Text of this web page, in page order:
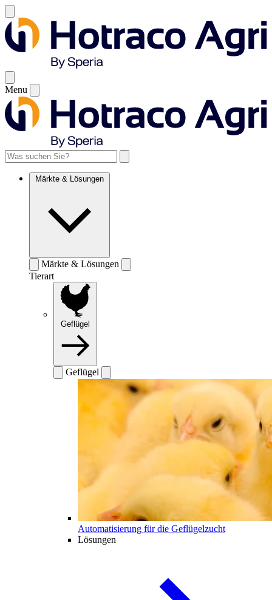
Menu
Märkte & Lösungen
Märkte & Lösungen
Tierart
Geflügel
Geflügel
Automatisierung für die Geflügelzucht
Lösungen